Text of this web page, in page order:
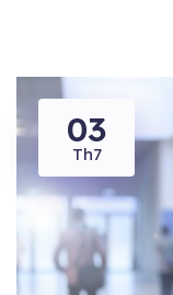
03
Th7